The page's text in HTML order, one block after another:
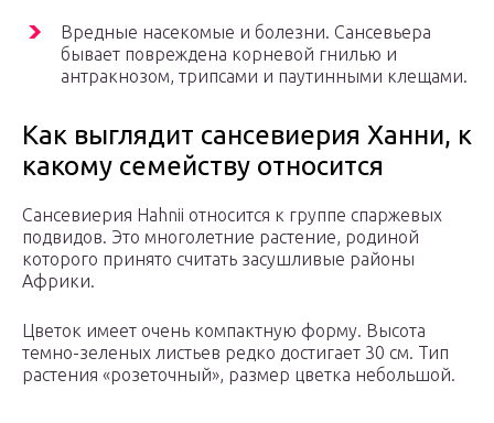
Вредные насекомые и болезни. Сансевьера
бывает повреждена корневой гнилью и
антракнозом, трипсами и паутинными клещами.
Как выглядит сансевиерия Ханни, к
какому семейству относится
Сансевиерия Hahnii относится к группе спаржевых
подвидов. Это многолетние растение, родиной
которого принято считать засушливые районы
Африки.
Цветок имеет очень компактную форму. Высота
темно-зеленых листьев редко достигает 30 см. Тип
растения «розеточный», размер цветка небольшой.